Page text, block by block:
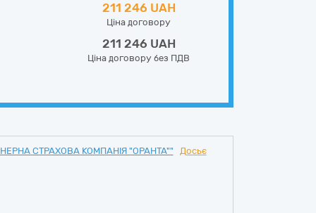
211 246 UAH
Ціна договору
211 246 UAH
Ціна договору без ПДВ
СТРАХОВА КОМПАНІЯ "ОРАНТА""
Досьє